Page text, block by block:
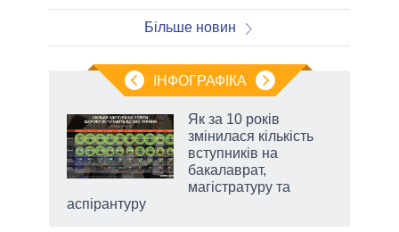
Більше новин
ІНФОГРАФІКА
Як за 10 років
змінилася кількість
вступників на
бакалаврат,
магістратуру та
аспірантуру